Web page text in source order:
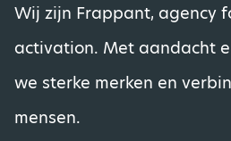
Wij zijn Frappant, agency
activation. Met aandacht
we sterke merken en
mensen.